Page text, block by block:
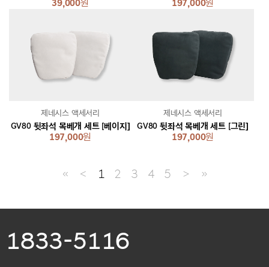
39,000원 197,000원
GV80 뒷좌석 목베개 세트 [베이지]
197,000원
제네시스 액세서리
GV80 뒷좌석 목베개 세트 [그린]
197,000원
제네시스 액세서리
≪ ＜ 1 2 3 4 5 ＞ ≫
1833-5116